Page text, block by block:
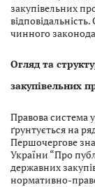
закупівельних
чинного
Огляд та
закупівельних
Правова система
ґрунтується на
Першочергове
України “Про
державних
нормативно-